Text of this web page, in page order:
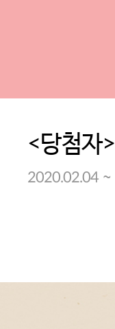
2020.02.04 ~